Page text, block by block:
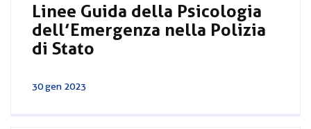
Linee Guida della Psicologia
dell’Emergenza nella Polizia
di Stato
30 gen 2023